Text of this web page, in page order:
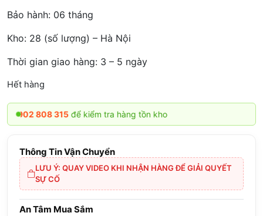
Bảo hành: 06 tháng
Kho: 28 (số lượng) – Hà Nội
Thời gian giao hàng: 3 – 5 ngày
Hết hàng
808 315để kiểm tra hàng tồn kho
Thông Tin Vận Chuyển
LƯU Ý: QUAY VIDEO KHI NHẬN HÀNG ĐỂ GIẢI QUYẾT
SỰ CỐ
An Tâm Mua Sắm